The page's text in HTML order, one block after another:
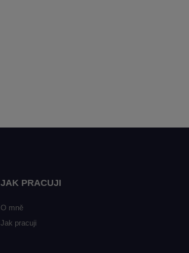
JAK PRACUJI
O mně
Jak pracuji